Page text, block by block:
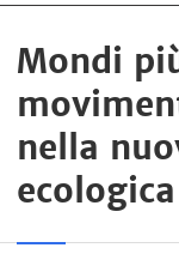
Mondi
nella
ecologica